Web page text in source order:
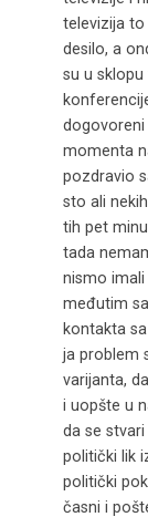
televizija to
desilo, a
su u
dogovoreni
momenta
pozdravio
sto ali
tih pet
tada
nismo
međutim
kontakta
ja problem
varijanta,
i uopšte u
da se
politički lik
politički
časni i